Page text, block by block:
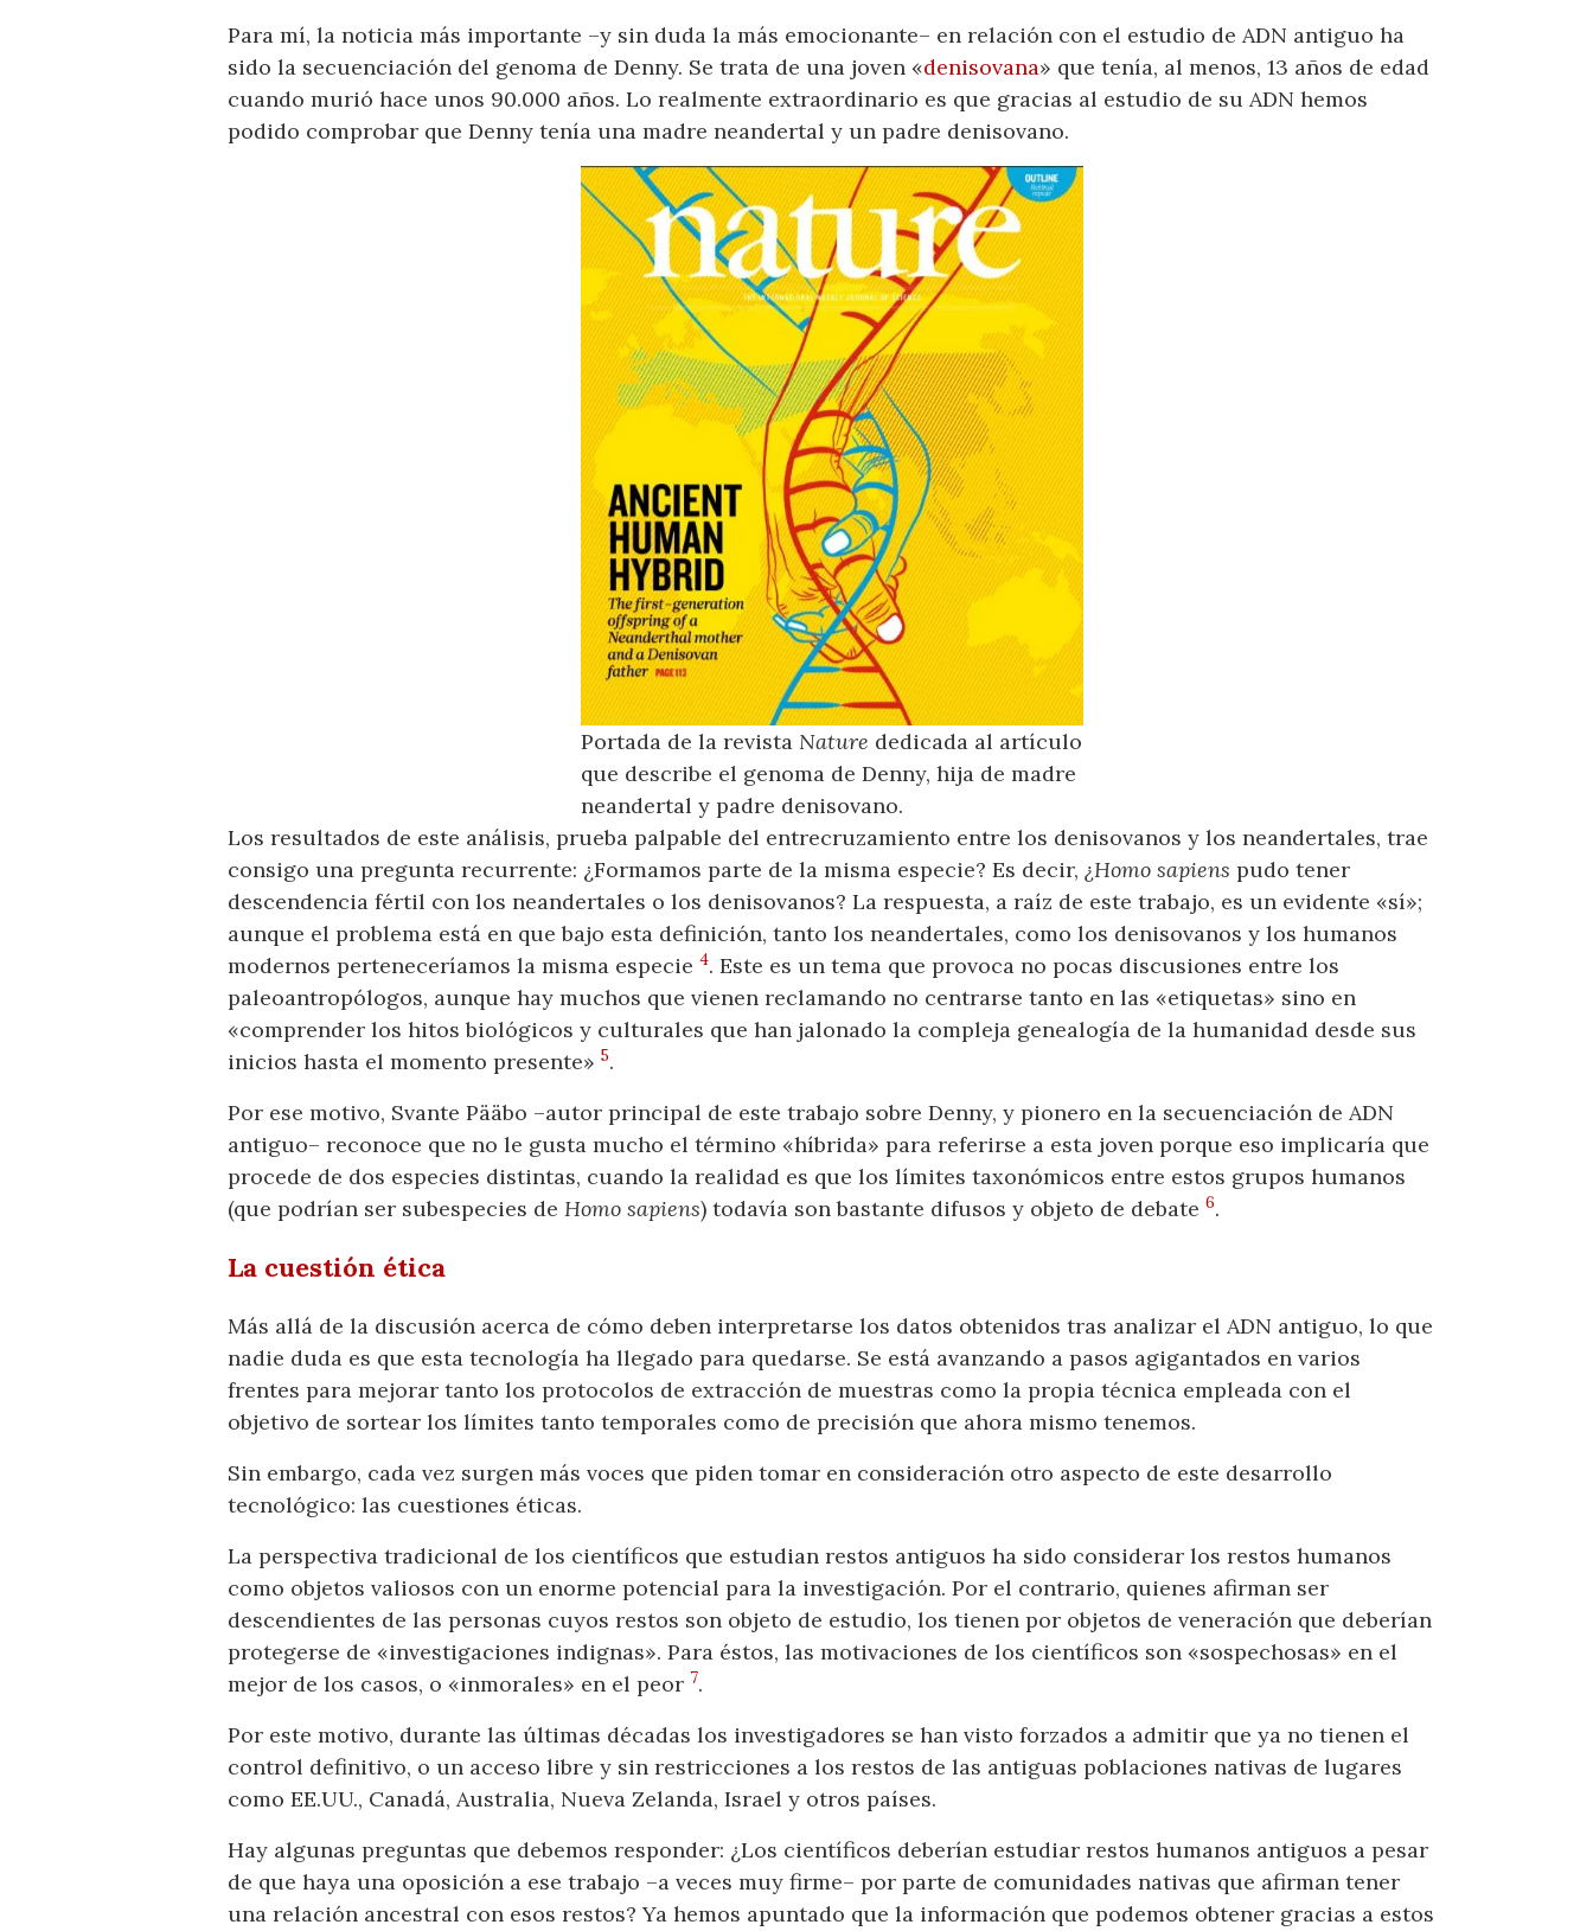
Para mí, la noticia más importante –y sin duda la más emocionante– en relación con el estudio de ADN antiguo ha
sido la secuenciación del genoma de Denny. Se trata de una joven «denisovana» que tenía, al menos, 13 años de edad
cuando murió hace unos 90.000 años. Lo realmente extraordinario es que gracias al estudio de su ADN hemos
podido comprobar que Denny tenía una madre neandertal y un padre denisovano.
Portada de la revista Nature dedicada al artículo
que describe el genoma de Denny, hija de madre
neandertal y padre denisovano.
Los resultados de este análisis, prueba palpable del entrecruzamiento entre los denisovanos y los neandertales, trae
consigo una pregunta recurrente: ¿Formamos parte de la misma especie? Es decir, ¿Homo sapiens pudo tener
descendencia fértil con los neandertales o los denisovanos? La respuesta, a raíz de este trabajo, es un evidente «sí»;
aunque el problema está en que bajo esta definición, tanto los neandertales, como los denisovanos y los humanos
modernos perteneceríamos la misma especie 4. Este es un tema que provoca no pocas discusiones entre los
paleoantropólogos, aunque hay muchos que vienen reclamando no centrarse tanto en las «etiquetas» sino en
«comprender los hitos biológicos y culturales que han jalonado la compleja genealogía de la humanidad desde sus
inicios hasta el momento presente» 5.
Por ese motivo, Svante Pääbo –autor principal de este trabajo sobre Denny, y pionero en la secuenciación de ADN
antiguo– reconoce que no le gusta mucho el término «híbrida» para referirse a esta joven porque eso implicaría que
procede de dos especies distintas, cuando la realidad es que los límites taxonómicos entre estos grupos humanos
(que podrían ser subespecies de Homo sapiens) todavía son bastante difusos y objeto de debate 6.
La cuestión ética
Más allá de la discusión acerca de cómo deben interpretarse los datos obtenidos tras analizar el ADN antiguo, lo que
nadie duda es que esta tecnología ha llegado para quedarse. Se está avanzando a pasos agigantados en varios
frentes para mejorar tanto los protocolos de extracción de muestras como la propia técnica empleada con el
objetivo de sortear los límites tanto temporales como de precisión que ahora mismo tenemos.
Sin embargo, cada vez surgen más voces que piden tomar en consideración otro aspecto de este desarrollo
tecnológico: las cuestiones éticas.
La perspectiva tradicional de los científicos que estudian restos antiguos ha sido considerar los restos humanos
como objetos valiosos con un enorme potencial para la investigación. Por el contrario, quienes afirman ser
descendientes de las personas cuyos restos son objeto de estudio, los tienen por objetos de veneración que deberían
protegerse de «investigaciones indignas». Para éstos, las motivaciones de los científicos son «sospechosas» en el
mejor de los casos, o «inmorales» en el peor 7.
Por este motivo, durante las últimas décadas los investigadores se han visto forzados a admitir que ya no tienen el
control definitivo, o un acceso libre y sin restricciones a los restos de las antiguas poblaciones nativas de lugares
como EE.UU., Canadá, Australia, Nueva Zelanda, Israel y otros países.
Hay algunas preguntas que debemos responder: ¿Los científicos deberían estudiar restos humanos antiguos a pesar
de que haya una oposición a ese trabajo –a veces muy firme– por parte de comunidades nativas que afirman tener
una relación ancestral con esos restos? Ya hemos apuntado que la información que podemos obtener gracias a estos